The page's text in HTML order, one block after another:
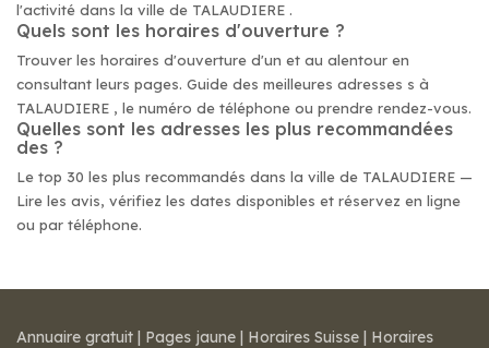
l'activité dans la ville de TALAUDIERE .
Quels sont les horaires d'ouverture ?
Trouver les horaires d'ouverture d'un et au alentour en
consultant leurs pages. Guide des meilleures adresses s à
TALAUDIERE , le numéro de téléphone ou prendre rendez-vous.
Quelles sont les adresses les plus recommandées
des ?
Le top 30 les plus recommandés dans la ville de TALAUDIERE —
Lire les avis, vérifiez les dates disponibles et réservez en ligne
ou par téléphone.
Annuaire gratuit | Pages jaune | Horaires Suisse | Horaires